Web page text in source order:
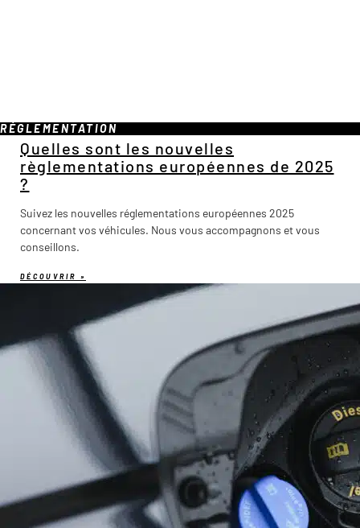
RÉGLEMENTATION
Quelles sont les nouvelles
règlementations européennes de 2025
?
Suivez les nouvelles réglementations européennes 2025
concernant vos véhicules. Nous vous accompagnons et vous
conseillons.
DÉCOUVRIR »